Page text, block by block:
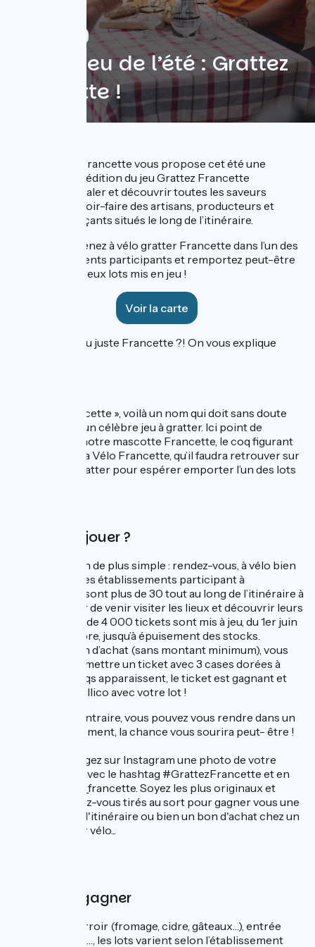
Grand jeu de l’été : Grattez
Francette !
La Vélo Francette vous propose cet été une
nouvelle édition du jeu Grattez Francette
pour pédaler et découvrir toutes les saveurs
et les savoir-faire des artisans, producteurs et
commerçants situés le long de l’itinéraire.
Le concept : venez à vélo gratter Francette dans l’un des
30 établissements participants et remportez peut-être
l’un des nombreux lots mis en jeu !
Voir la carte
Mais c’est qui au juste Francette ?! On vous explique
« Grattez Francette », voilà un nom qui doit sans doute
vous évoquer un célèbre jeu à gratter. Ici point de
cochon, c’est notre mascotte Francette, le coq figurant
sur le logo de la Vélo Francette, qu’il faudra retrouver sur
les tickets à gratter pour espérer emporter l’un des lots
Comment jouer ?
Pour jouer, rien de plus simple : rendez-vous, à vélo bien
sûr, dans l’un des établissements participant à
l’opération. Ils sont plus de 30 tout au long de l’itinéraire à
vous proposer de venir visiter les lieux et découvrir leurs
produits. Près de 4 000 tickets sont mis à jeu, du 1er juin
au 30 septembre, jusqu’à épuisement des stocks.
Sous condition d’achat (sans montant minimum), vous
vous verrez remettre un ticket avec 3 cases dorées à
gratter. Si 3 coqs apparaissent, le ticket est gagnant et
vous repartez illico avec votre lot !
Dans le cas contraire, vous pouvez vous rendre dans un
autre établissement, la chance vous sourira peut- être !
Et sinon, partagez sur Instagram une photo de votre
voyage à vélo avec le hashtag #GrattezFrancette et en
taguant @velo_francette. Soyez les plus originaux et
peut-être serez-vous tirés au sort pour gagner vous une
nuit autour de l'itinéraire ou bien un bon d'achat chez un
équipementier vélo...
Les lots à gagner
Produits du terroir (fromage, cidre, gâteaux…), entrée
gratuite, badge…, les lots varient selon l’établissement